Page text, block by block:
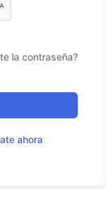
la contraseña?
ahora